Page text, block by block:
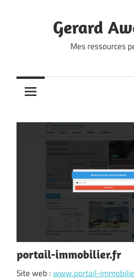
Gerard
Mes ressources
portail-immobilier.fr
Site web :www.portail-